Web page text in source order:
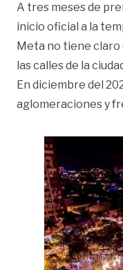
A tres meses de
inicio oficial a la
Meta no tiene claro
las calles de la
En diciembre del
aglomeraciones y